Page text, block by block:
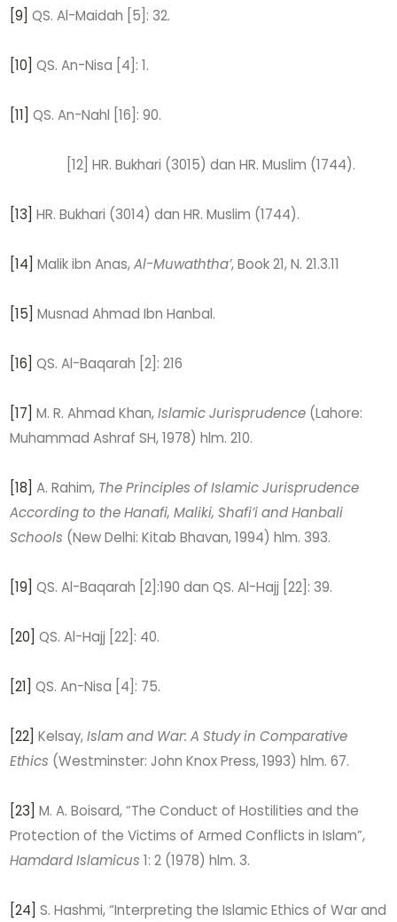
[9] QS. Al-Maidah [5]: 32.
[10] QS. An-Nisa [4]: 1.
[11] QS. An-Nahl [16]: 90.
[12] HR. Bukhari (3015) dan HR. Muslim (1744).
[13] HR. Bukhari (3014) dan HR. Muslim (1744).
[14] Malik ibn Anas,Al-Muwaththa’, Book 21, N. 21.3.11
[15] Musnad Ahmad Ibn Hanbal.
[16] QS. Al-Baqarah [2]: 216
[17] M. R. Ahmad Khan,Islamic Jurisprudence (Lahore:
Muhammad Ashraf SH, 1978) hlm. 210.
[18] A. Rahim, The Principles of Islamic Jurisprudence
According to the Hanafi, Maliki, Shafi’i and Hanbali
Schools (New Delhi: Kitab Bhavan, 1994) hlm. 393.
[19] QS. Al-Baqarah [2]:190 dan QS. Al-Hajj [22]: 39.
[20] QS. Al-Hajj [22]: 40.
[21] QS. An-Nisa [4]: 75.
[22] Kelsay,Islam and War: A Study in Comparative
Ethics (Westminster: John Knox Press, 1993) hlm. 67.
[23] M. A. Boisard, “The Conduct of Hostilities and the
Protection of the Victims of Armed Conflicts in Islam”,
Hamdard Islamicus1: 2 (1978) hlm. 3.
[24] S. Hashmi, “Interpreting the Islamic Ethics of War and